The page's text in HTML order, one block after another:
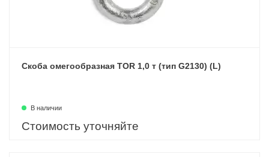
Скоба омегообразная TOR 1,0 т (тип G2130) (L)
В наличии
Стоимость уточняйте